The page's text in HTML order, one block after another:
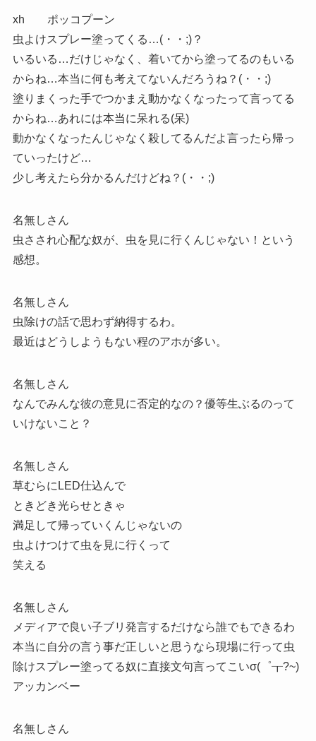
xh ポッコプーン
虫よけスプレー塗ってくる…(・・;)？
いるいる…だけじゃなく、着いてから塗ってるのもいる
からね…本当に何も考えてないんだろうね？(・・;)
塗りまくった手でつかまえ動かなくなったって言ってる
からね…あれには本当に呆れる(呆)
動かなくなったんじゃなく殺してるんだよ言ったら帰っ
ていったけど…
少し考えたら分かるんだけどね？(・・;)
名無しさん
虫さされ心配な奴が、虫を見に行くんじゃない！という
感想。
名無しさん
虫除けの話で思わず納得するわ。
最近はどうしようもない程のアホが多い。
名無しさん
なんでみんな彼の意見に否定的なの？優等生ぶるのって
いけないこと？
名無しさん
草むらにLED仕込んで
ときどき光らせときゃ
満足して帰っていくんじゃないの
虫よけつけて虫を見に行くって
笑える
名無しさん
メディアで良い子ブリ発言するだけなら誰でもできるわ
本当に自分の言う事だ正しいと思うなら現場に行って虫
除けスプレー塗ってる奴に直接文句言ってこいσ(゜┰?~)
アッカンベー
名無しさん